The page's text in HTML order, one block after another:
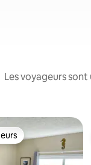
Les voyageurs